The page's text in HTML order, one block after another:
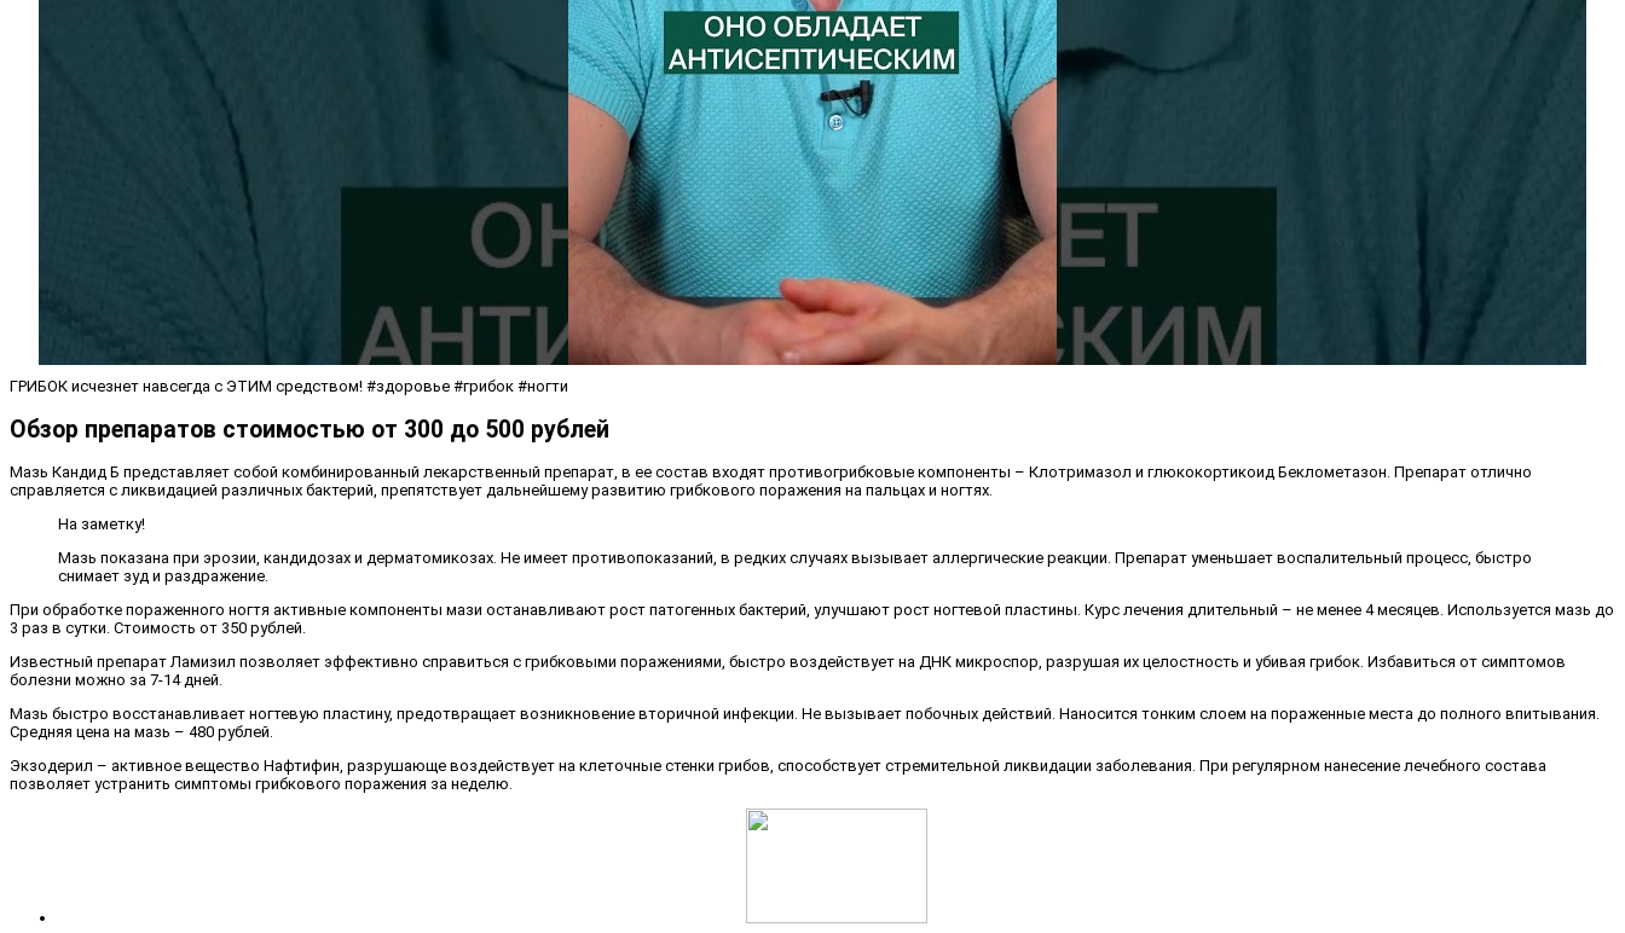
ГРИБОК исчезнет навсегда с ЭТИМ средством! #здоровье #грибок #ногти
Обзор препаратов стоимостью от 300 до 500 рублей
Мазь Кандид Б представляет собой комбинированный лекарственный препарат, в ее состав входят противогрибковые компоненты – Клотримазол и глюкокортикоид Беклометазон. Препарат отлично
справляется с ликвидацией различных бактерий, препятствует дальнейшему развитию грибкового поражения на пальцах и ногтях.
На заметку!
Мазь показана при эрозии, кандидозах и дерматомикозах. Не имеет противопоказаний, в редких случаях вызывает аллергические реакции. Препарат уменьшает воспалительный процесс, быстро
снимает зуд и раздражение.
При обработке пораженного ногтя активные компоненты мази останавливают рост патогенных бактерий, улучшают рост ногтевой пластины. Курс лечения длительный – не менее 4 месяцев. Используется мазь до
3 раз в сутки. Стоимость от 350 рублей.
Известный препарат Ламизил позволяет эффективно справиться с грибковыми поражениями, быстро воздействует на ДНК микроспор, разрушая их целостность и убивая грибок. Избавиться от симптомов
болезни можно за 7-14 дней.
Мазь быстро восстанавливает ногтевую пластину, предотвращает возникновение вторичной инфекции. Не вызывает побочных действий. Наносится тонким слоем на пораженные места до полного впитывания.
Средняя цена на мазь – 480 рублей.
Экзодерил – активное вещество Нафтифин, разрушающе воздействует на клеточные стенки грибов, способствует стремительной ликвидации заболевания. При регулярном нанесение лечебного состава
позволяет устранить симптомы грибкового поражения за неделю.